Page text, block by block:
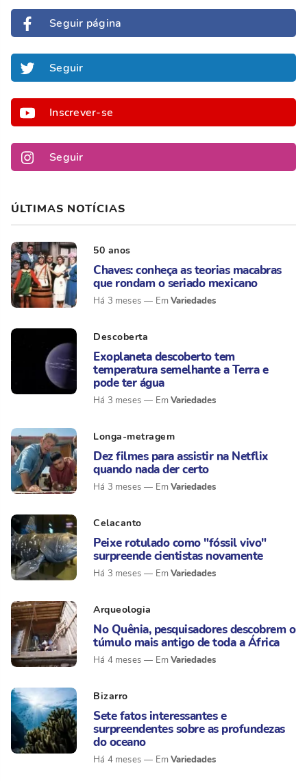
Seguir página
Seguir
Inscrever-se
Seguir
ÚLTIMAS NOTÍCIAS
50 anos
Chaves: conheça as teorias macabras
que rondam o seriado mexicano
Há 3 meses Variedades
Descoberta
Exoplaneta descoberto tem
temperatura semelhante a Terra e
pode ter água
Há 3 meses Variedades
Longa-metragem
Dez filmes para assistir na Netflix
quando nada der certo
Há 3 meses Variedades
Celacanto
Peixe rotulado como "fóssil vivo"
surpreende cientistas novamente
Há 3 meses Variedades
Arqueologia
No Quênia, pesquisadores descobrem o
túmulo mais antigo de toda a África
Há 4 meses Variedades
Bizarro
Sete fatos interessantes e
surpreendentes sobre as profundezas
do oceano
Há 4 meses Variedades